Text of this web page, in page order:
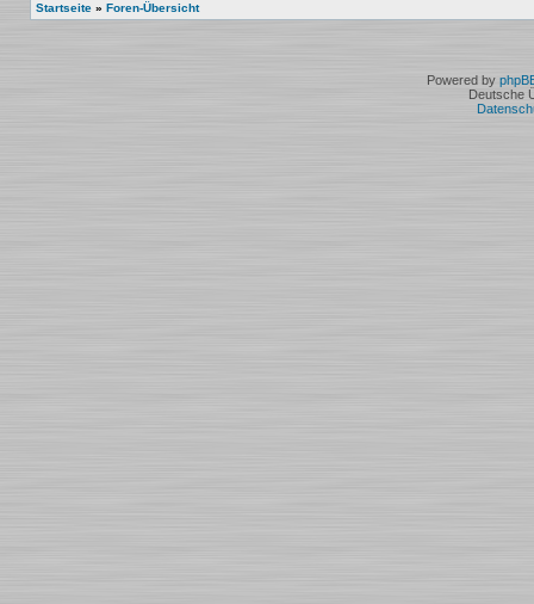
Startseite » Foren-Übersicht
Powered by
Deutsche